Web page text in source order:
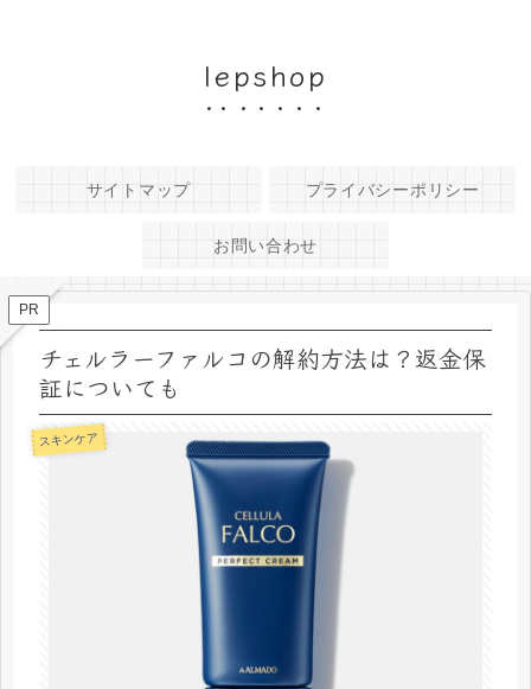
lepshop
サイトマップ プライバシーポリシー
お問い合わせ
PR
チェルラーファルコの解約方法は？返金保
証についても
スキンケア